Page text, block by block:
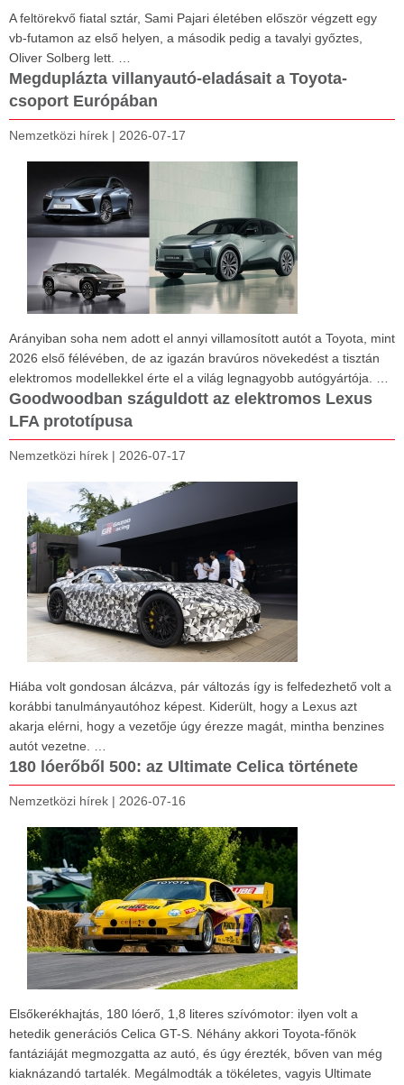
A feltörekvő fiatal sztár, Sami Pajari életében először végzett egy
vb-futamon az első helyen, a második pedig a tavalyi győztes,
Oliver Solberg lett. …
Megduplázta villanyautó-eladásait a Toyota-
csoport Európában
Nemzetközi hírek | 2026-07-17
Arányiban soha nem adott el annyi villamosított autót a Toyota, mint
2026 első félévében, de az igazán bravúros növekedést a tisztán
elektromos modellekkel érte el a világ legnagyobb autógyártója. …
Goodwoodban száguldott az elektromos Lexus
LFA prototípusa
Nemzetközi hírek | 2026-07-17
Hiába volt gondosan álcázva, pár változás így is felfedezhető volt a
korábbi tanulmányautóhoz képest. Kiderült, hogy a Lexus azt
akarja elérni, hogy a vezetője úgy érezze magát, mintha benzines
autót vezetne. …
180 lóerőből 500: az Ultimate Celica története
Nemzetközi hírek | 2026-07-16
Elsőkerékhajtás, 180 lóerő, 1,8 literes szívómotor: ilyen volt a
hetedik generációs Celica GT-S. Néhány akkori Toyota-főnök
fantáziáját megmozgatta az autó, és úgy érezték, bőven van még
kiaknázandó tartalék. Megálmodták a tökéletes, vagyis Ultimate